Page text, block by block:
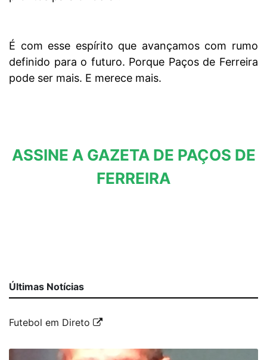
É com esse espírito que avançamos com rumo
definido para o futuro. Porque Paços de Ferreira
pode ser mais. E merece mais.
ASSINE A GAZETA DE PAÇOS DE
FERREIRA
Últimas Notícias
Futebol em Direto